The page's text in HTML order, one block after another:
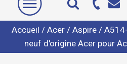
Accueil / Acer/ Aspire/
neuf d'origine Acer pour